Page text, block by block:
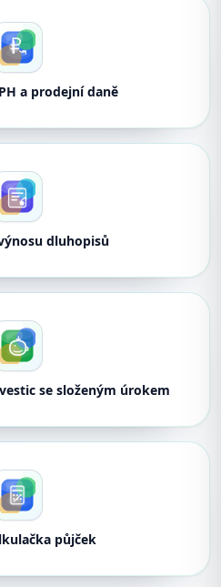
a prodejní daně
dluhopisů
se složeným úrokem
půjček